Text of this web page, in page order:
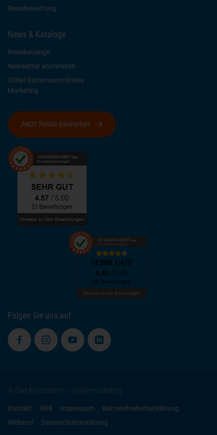
Reisebewertung
News & Kataloge
Reisekataloge
Newsletter abonnieren
©Olaf Battermann Online
Marketing
Jetzt Reise bewerten
AUSGEZEICHNET .org
SEHR GUT
4.45 / 5.00
86 Bewertungen
Hinweis zu den Bewertungen
Folgen Sie uns auf
© Olaf Battermann – online marketing
Kontakt ARB Impressum
Barrierefreiheitserklärung
Widerruf
Datenschutzerklärung